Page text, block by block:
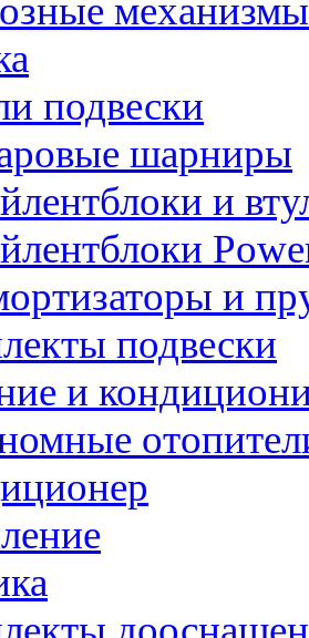
механизмы
подвески
шарниры
и
и
подвески
и